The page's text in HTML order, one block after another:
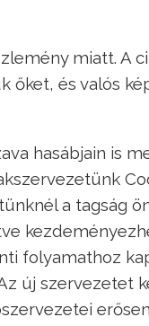
miatt. A
és valós
hasábjain is
a tagság
folyamathoz
új szervezetet